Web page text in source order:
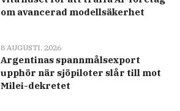
om avancerad modellsäkerhet
8 AUGUSTI, 2026
Argentinas spannmålsexport
upphör när sjöpiloter slår till mot
Milei-dekretet